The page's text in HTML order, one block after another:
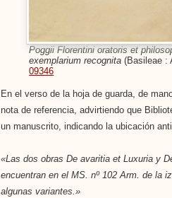
Poggii Florentini oratoris et
exemplarium recognita (Basileae :
09346
En el verso de la hoja de guarda, de
nota de referencia, advirtiendo que
un manuscrito, indicando la ubicación
«Las dos obras De avaritia et Luxuria y
encuentran en el MS. nº 102 Arm. de la
algunas variantes.»